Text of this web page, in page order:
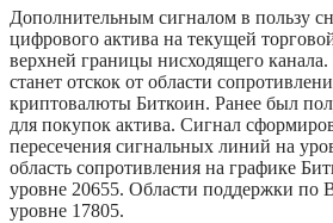
Дополнительным сигналом в пользу
цифрового актива на текущей
верхней границы нисходящего
станет отскок от области
криптовалюты Биткоин. Ранее был
для покупок актива. Сигнал
пересечения сигнальных линий на
область сопротивления на графике
уровне 20655. Области поддержки по
уровне 17805.